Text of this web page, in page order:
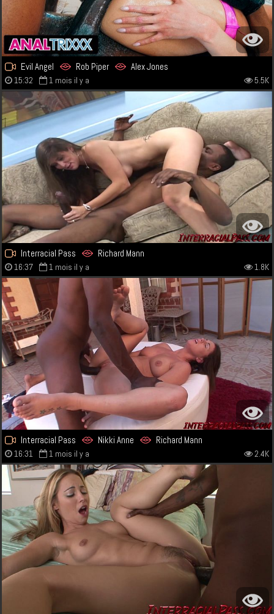
Evil Angel Rob Piper Alex Jones
15:32 1 mois il y a 5.5K
Interracial Pass Richard Mann
16:37 1 mois il y a 1.8K
Interracial Pass Nikki Anne Richard Mann
16:31 1 mois il y a 2.4K